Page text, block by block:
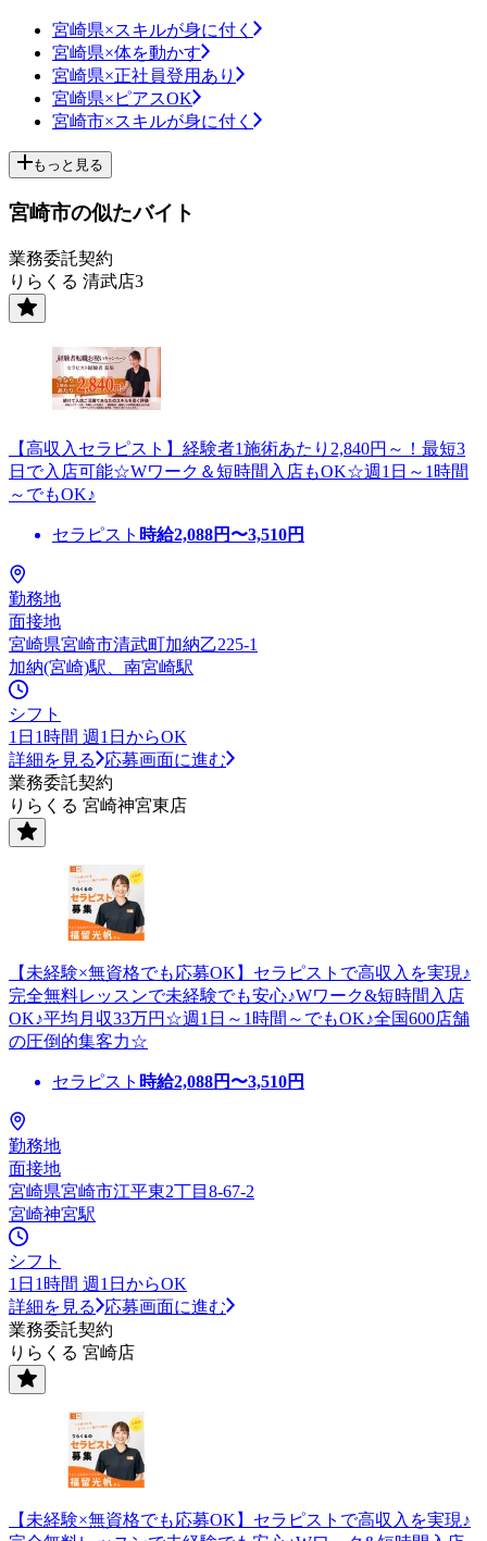
宮崎県×スキルが身に付く
宮崎県×体を動かす
宮崎県×正社員登用あり
宮崎県×ピアスOK
宮崎市×スキルが身に付く
もっと見る
宮崎市の似たバイト
業務委託契約
りらくる 清武店3
【高収入セラピスト】経験者1施術あたり2,840円～！最短3
日で入店可能☆Wワーク＆短時間入店もOK☆週1日～1時間
～でもOK♪
セラピスト 時給2,088円〜3,510円
勤務地
面接地
宮崎県宮崎市清武町加納乙225-1
加納(宮崎)駅、南宮崎駅
シフト
1日1時間 週1日からOK
詳細を見る
応募画面に進む
業務委託契約
りらくる 宮崎神宮東店
【未経験×無資格でも応募OK】セラピストで高収入を実現♪
完全無料レッスンで未経験でも安心♪Wワーク&短時間入店
OK♪平均月収33万円☆週1日～1時間～でもOK♪全国600店舗
の圧倒的集客力☆
セラピスト 時給2,088円〜3,510円
勤務地
面接地
宮崎県宮崎市江平東2丁目8-67-2
宮崎神宮駅
シフト
1日1時間 週1日からOK
詳細を見る
応募画面に進む
業務委託契約
りらくる 宮崎店
【未経験×無資格でも応募OK】セラピストで高収入を実現♪